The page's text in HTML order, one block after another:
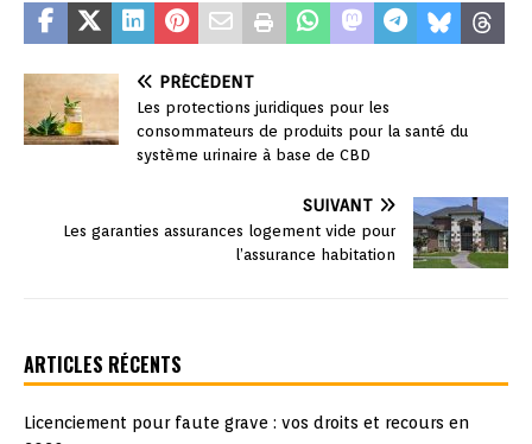
PRÉCÉDENT
Les protections juridiques pour les
consommateurs de produits pour la santé du
système urinaire à base de CBD
SUIVANT
Les garanties assurances logement vide pour
l’assurance habitation
ARTICLES RÉCENTS
Licenciement pour faute grave : vos droits et recours en